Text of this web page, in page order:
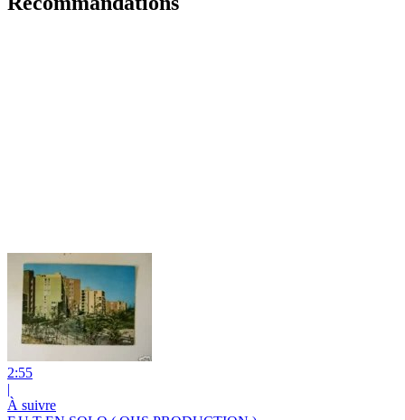
2:55
|
À suivre